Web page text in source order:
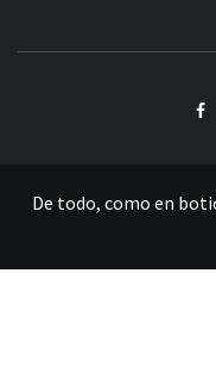
De todo, como en